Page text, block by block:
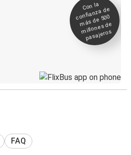
Con la
confianza de
más de 500
millones de
pasajeros
FAQ